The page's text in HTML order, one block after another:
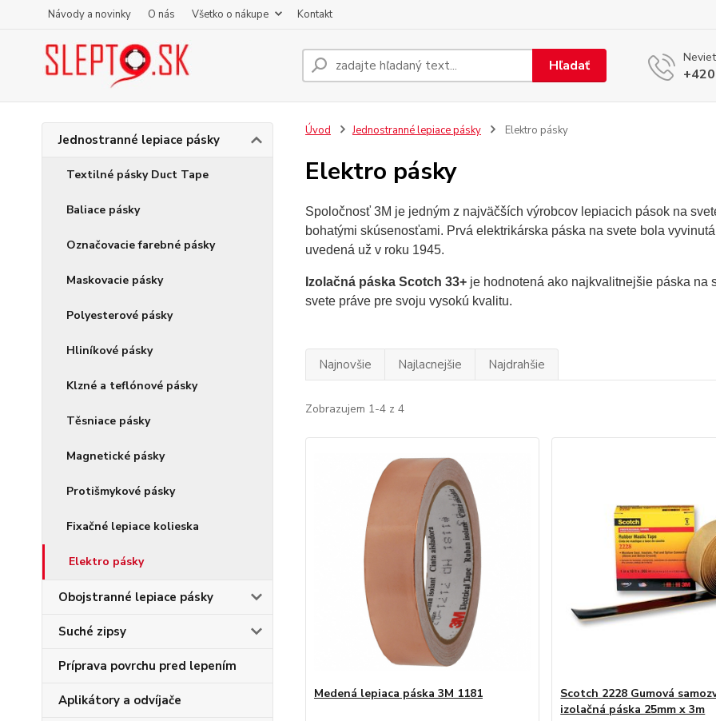
Návody a novinky O nás Všetko o nákupe Kontakt
Hľadať
Jednostranné lepiace pásky
Textilné pásky Duct Tape
Baliace pásky
Označovacie farebné pásky
Maskovacie pásky
Polyesterové pásky
Hliníkové pásky
Klzné a teflónové pásky
Těsniace pásky
Magnetické pásky
Protišmykové pásky
Fixačné lepiace kolieska
Elektro pásky
Obojstranné lepiace pásky
Suché zipsy
Príprava povrchu pred lepením
Aplikátory a odvíjače
Úvod Jednostranné lepiace pásky Elektro pásky
Elektro pásky
Spoločnosť 3M je jedným z najväčších výrobcov lepiacich pások na
bohatými skúsenosťami. Prvá elektrikárska páska na svete bola
uvedená už v roku 1945.
Izolačná páska Scotch 33+je hodnotená ako najkvalitnejšie páska na
svete práve pre svoju vysokú kvalitu.
Najnovšie Najlacnejšie Najdrahšie
Zobrazujem 1-4 z 4
Medená lepiaca páska 3M 1181
Scotch 2228 Gumová
izolačná páska 25mm x 3m